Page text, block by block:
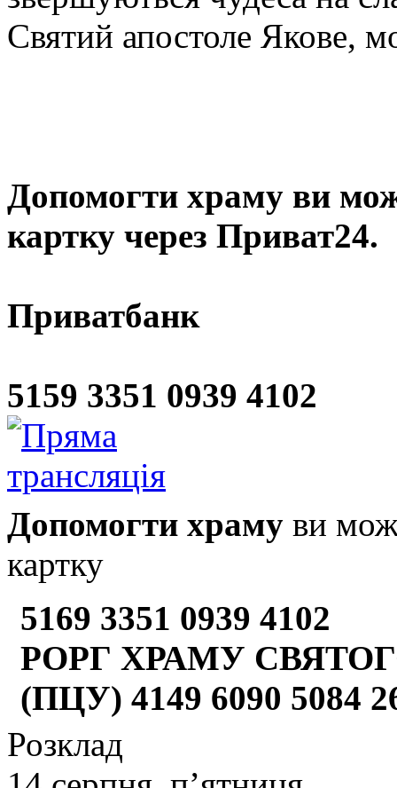
Святий апостоле Якове,
Допомогти храму ви
картку через Приват24.
Приватбанк
5159 3351 0939 4102
Допомогти храму ви
картку
5169 3351 0939 4102
РОРГ ХРАМУ
(ПЦУ) 4149 6090 5084
Розклад